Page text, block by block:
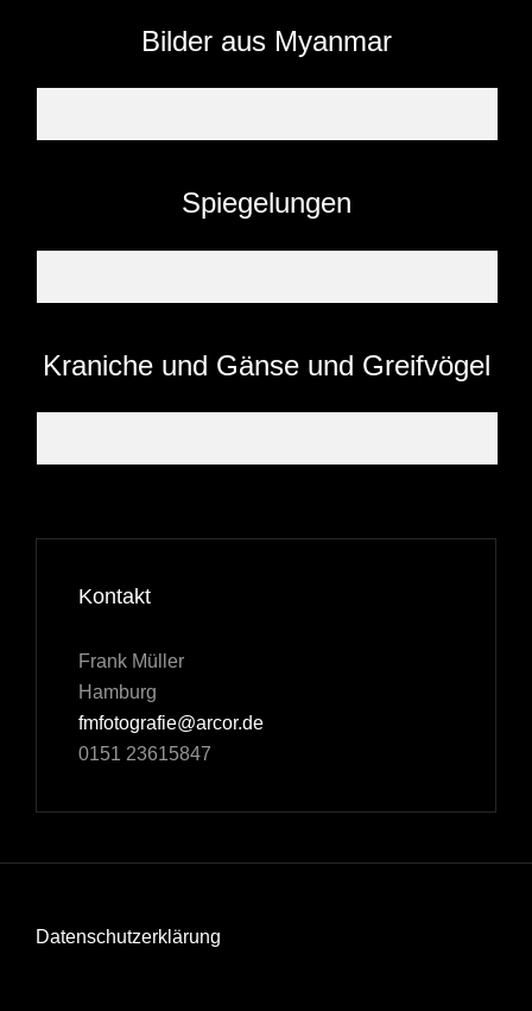
Bilder aus Myanmar
Spiegelungen
Kraniche und Gänse und Greifvögel
Kontakt
Frank Müller
Hamburg
fmfotografie@arcor.de
0151 23615847
Datenschutzerklärung